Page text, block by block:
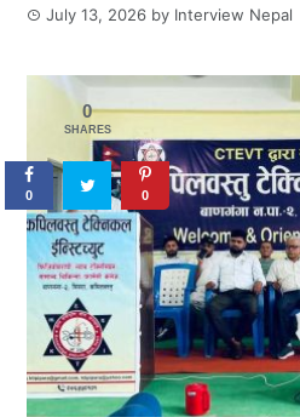
July 13, 2026 by Interview Nepal
0
SHARES
0 0